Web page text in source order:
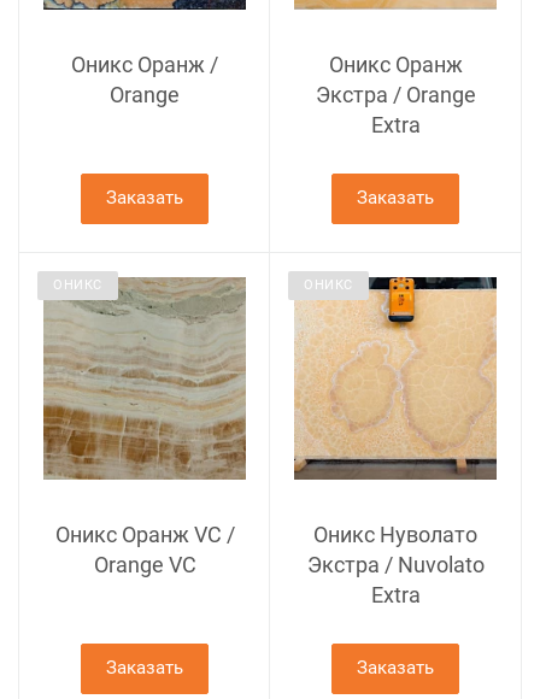
Оникс Оранж /
Orange
Заказать
Оникс Оранж
Экстра / Orange
Extra
Заказать
ОНИКС
Оникс Оранж VC /
Orange VC
Заказать
ОНИКС
Оникс Нуволато
Экстра / Nuvolato
Extra
Заказать